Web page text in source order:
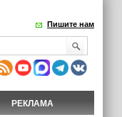
Пишите нам
РЕКЛАМА